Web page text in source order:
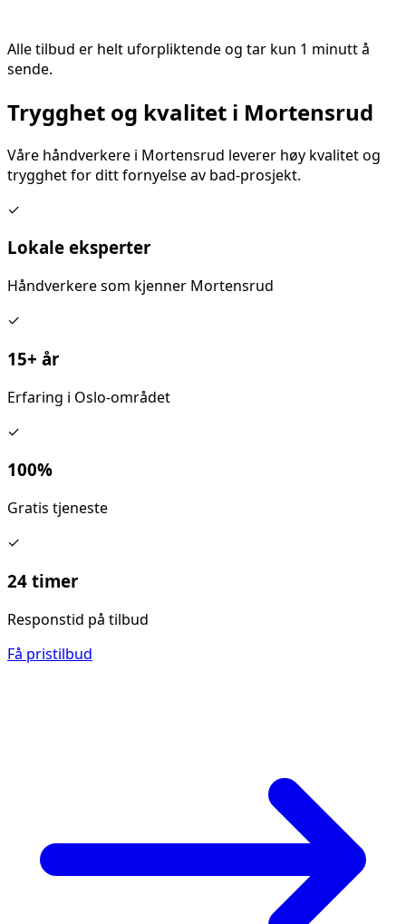
Alle tilbud er helt uforpliktende og tar kun 1 minutt å
sende.
Trygghet og kvalitet i Mortensrud
Våre håndverkere i Mortensrud leverer høy kvalitet og
trygghet for dittfornyelse av bad-prosjekt.
✓
Lokale eksperter
Håndverkere som kjenner Mortensrud
✓
15+ år
Erfaring i Oslo-området
✓
100%
Gratis tjeneste
✓
24 timer
Responstid på tilbud
Få pristilbud